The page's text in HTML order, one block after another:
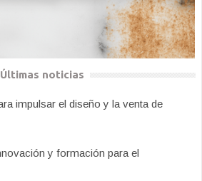
Últimas noticias
impulsar el diseño y la venta de
y formación para el